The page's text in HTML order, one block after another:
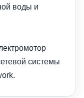
воды и
системы